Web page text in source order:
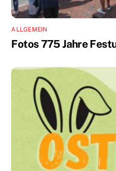
ALLGEMEIN
Fotos 775 Jahre